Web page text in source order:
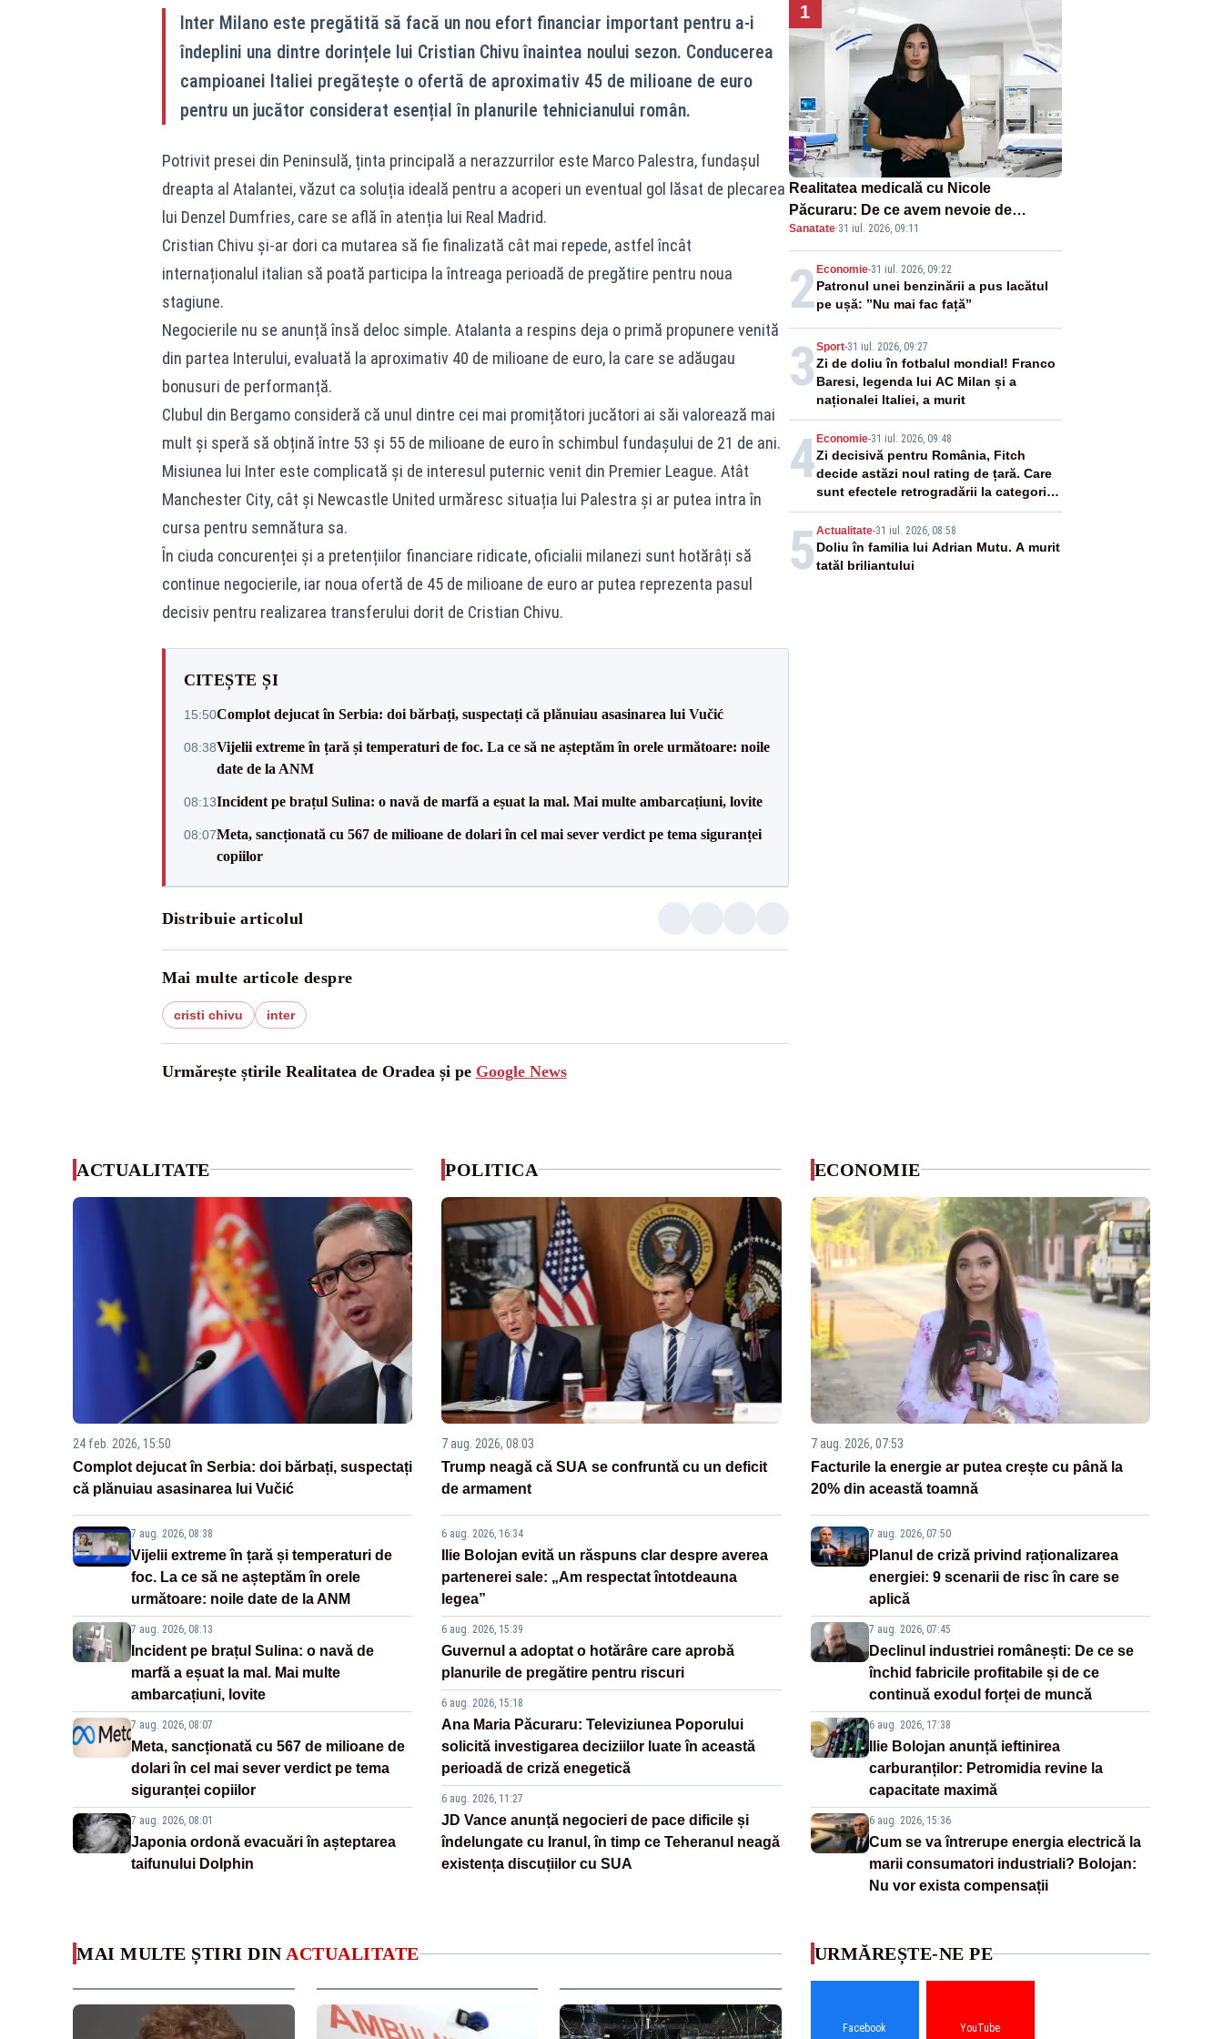
Inter Milano este pregătită să facă un nou efort financiar important pentru a-i
îndeplini una dintre dorințele lui Cristian Chivu înaintea noului sezon. Conducerea
campioanei Italiei pregătește o ofertă de aproximativ 45 de milioane de euro
pentru un jucător considerat esențial în planurile tehnicianului român.
Potrivit presei din Peninsulă, ținta principală a nerazzurrilor este Marco Palestra, fundașul
dreapta al Atalantei, văzut ca soluția ideală pentru a acoperi un eventual gol lăsat de plecarea
lui Denzel Dumfries, care se află în atenția lui Real Madrid.
Cristian Chivu și-ar dori ca mutarea să fie finalizată cât mai repede, astfel încât
internaționalul italian să poată participa la întreaga perioadă de pregătire pentru noua
stagiune.
Negocierile nu se anunță însă deloc simple. Atalanta a respins deja o primă propunere venită
din partea Interului, evaluată la aproximativ 40 de milioane de euro, la care se adăugau
bonusuri de performanță.
Clubul din Bergamo consideră că unul dintre cei mai promițători jucători ai săi valorează mai
mult și speră să obțină între 53 și 55 de milioane de euro în schimbul fundașului de 21 de ani.
Misiunea lui Inter este complicată și de interesul puternic venit din Premier League. Atât
Manchester City, cât și Newcastle United urmăresc situația lui Palestra și ar putea intra în
cursa pentru semnătura sa.
În ciuda concurenței și a pretențiilor financiare ridicate, oficialii milanezi sunt hotărâți să
continue negocierile, iar noua ofertă de 45 de milioane de euro ar putea reprezenta pasul
decisiv pentru realizarea transferului dorit de Cristian Chivu.
CITEȘTE ȘI
15:50Complot dejucat în Serbia: doi bărbați, suspectați că plănuiau asasinarea lui Vučić
08:38Vijelii extreme în țară și temperaturi de foc. La ce să ne așteptăm în orele următoare: noile
date de la ANM
08:13Incident pe brațul Sulina: o navă de marfă a eșuat la mal. Mai multe ambarcațiuni, lovite
08:07Meta, sancționată cu 567 de milioane de dolari în cel mai sever verdict pe tema siguranței
copiilor
Distribuie articolul
Mai multe articole despre
cristi chivu inter
Urmărește știrile Realitatea de Oradea și pe Google News
1
Realitatea medicală cu Nicole
Păcuraru: De ce avem nevoie de
liniște?
Sanatate·31 iul. 2026, 09:11
2 Economie-31 iul. 2026, 09:22
Patronul unei benzinării a pus lacătul
pe ușă: ”Nu mai fac față”
3 Sport-31 iul. 2026, 09:27
Zi de doliu în fotbalul mondial! Franco
Baresi, legenda lui AC Milan și a
naționalei Italiei, a murit
4 Economie-31 iul. 2026, 09:48
Zi decisivă pentru România, Fitch
decide astăzi noul rating de țară. Care
sunt efectele retrogradării la categoria
„junk”
5 Actualitate-31 iul. 2026, 08:58
Doliu în familia lui Adrian Mutu. A murit
tatăl briliantului
ACTUALITATE
24 feb. 2026, 15:50
Complot dejucat în Serbia: doi bărbați, suspectați
că plănuiau asasinarea lui Vučić
7 aug. 2026, 08:38
Vijelii extreme în țară și temperaturi de
foc. La ce să ne așteptăm în orele
următoare: noile date de la ANM
7 aug. 2026, 08:13
Incident pe brațul Sulina: o navă de
marfă a eșuat la mal. Mai multe
ambarcațiuni, lovite
7 aug. 2026, 08:07
Meta, sancționată cu 567 de milioane de
dolari în cel mai sever verdict pe tema
siguranței copiilor
7 aug. 2026, 08:01
Japonia ordonă evacuări în așteptarea
taifunului Dolphin
POLITICA
7 aug. 2026, 08:03
Trump neagă că SUA se confruntă cu un deficit
de armament
6 aug. 2026, 16:34
Ilie Bolojan evită un răspuns clar despre averea
partenerei sale: „Am respectat întotdeauna
legea”
6 aug. 2026, 15:39
Guvernul a adoptat o hotărâre care aprobă
planurile de pregătire pentru riscuri
6 aug. 2026, 15:18
Ana Maria Păcuraru: Televiziunea Poporului
solicită investigarea deciziilor luate în această
perioadă de criză enegetică
6 aug. 2026, 11:27
JD Vance anunță negocieri de pace dificile și
îndelungate cu Iranul, în timp ce Teheranul neagă
existența discuțiilor cu SUA
ECONOMIE
7 aug. 2026, 07:53
Facturile la energie ar putea crește cu până la
20% din această toamnă
7 aug. 2026, 07:50
Planul de criză privind raționalizarea
energiei: 9 scenarii de risc în care se
aplică
7 aug. 2026, 07:45
Declinul industriei românești: De ce se
închid fabricile profitabile și de ce
continuă exodul forței de muncă
6 aug. 2026, 17:38
Ilie Bolojan anunță ieftinirea
carburanților: Petromidia revine la
capacitate maximă
6 aug. 2026, 15:36
Cum se va întrerupe energia electrică la
marii consumatori industriali? Bolojan:
Nu vor exista compensații
MAI MULTE ȘTIRI DIN ACTUALITATE URMĂREȘTE-NE PE
Facebook YouTube